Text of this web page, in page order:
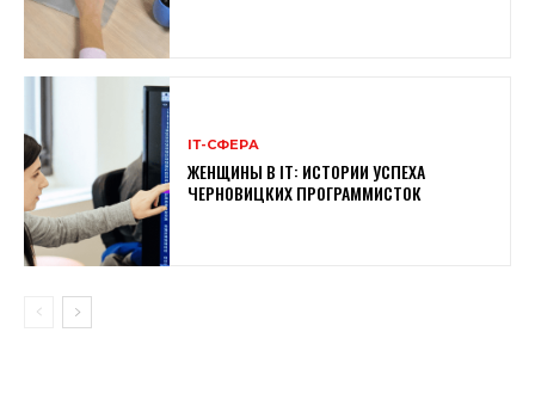
ІТ-СФЕРА
ЖЕНЩИНЫ В ІТ: ИСТОРИИ УСПЕХА
ЧЕРНОВИЦКИХ ПРОГРАММИСТОК